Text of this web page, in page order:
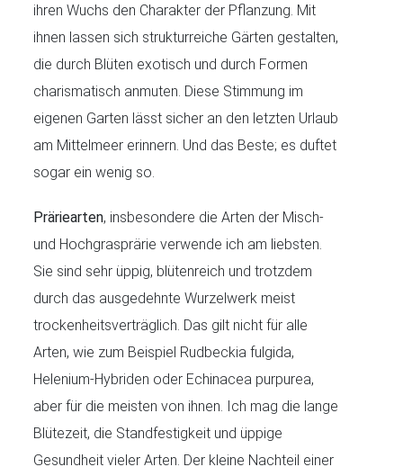
ihren Wuchs den Charakter der Pflanzung. Mit
ihnen lassen sich strukturreiche Gärten gestalten,
die durch Blüten exotisch und durch Formen
charismatisch anmuten. Diese Stimmung im
eigenen Garten lässt sicher an den letzten Urlaub
am Mittelmeer erinnern. Und das Beste; es duftet
sogar ein wenig so.
Präriearten, insbesondere die Arten der Misch-
und Hochgrasprärie verwende ich am liebsten.
Sie sind sehr üppig, blütenreich und trotzdem
durch das ausgedehnte Wurzelwerk meist
trockenheitsverträglich. Das gilt nicht für alle
Arten, wie zum Beispiel Rudbeckia fulgida,
Helenium-Hybriden oder Echinacea purpurea,
aber für die meisten von ihnen. Ich mag die lange
Blütezeit, die Standfestigkeit und üppige
Gesundheit vieler Arten. Der kleine Nachteil einer